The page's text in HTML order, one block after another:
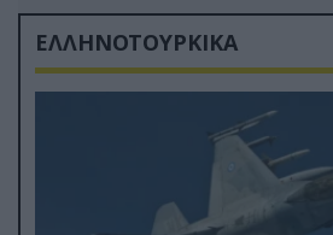
ΕΛΛΗΝΟΤΟΥΡΚΙΚΑ